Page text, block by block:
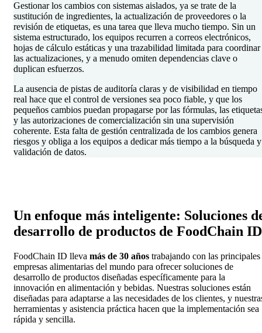
Gestionar los cambios con sistemas aislados, ya se trate de la
sustitución de ingredientes, la actualización de proveedores o la
revisión de etiquetas, es una tarea que lleva mucho tiempo. Sin un
sistema estructurado, los equipos recurren a correos electrónicos,
hojas de cálculo estáticas y una trazabilidad limitada para coordinar
las actualizaciones, y a menudo omiten dependencias clave o
duplican esfuerzos.
La ausencia de pistas de auditoría claras y de visibilidad en tiempo
real hace que el control de versiones sea poco fiable, y que los
pequeños cambios puedan propagarse por las fórmulas, las
y las autorizaciones de comercialización sin una supervisión
coherente. Esta falta de gestión centralizada de los cambios genera
riesgos y obliga a los equipos a dedicar más tiempo a la búsqueda y
validación de datos.
Un enfoque más inteligente: Soluciones
desarrollo de productos de FoodChain ID
FoodChain ID lleva más de 30 años trabajando con las principales
empresas alimentarias del mundo para ofrecer soluciones de
desarrollo de productos diseñadas específicamente para la
innovación en alimentación y bebidas. Nuestras soluciones están
diseñadas para adaptarse a las necesidades de los clientes, y
herramientas y asistencia práctica hacen que la implementación sea
rápida y sencilla.